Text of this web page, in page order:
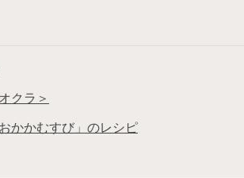
クラ＞
かかむすび」のレシピ